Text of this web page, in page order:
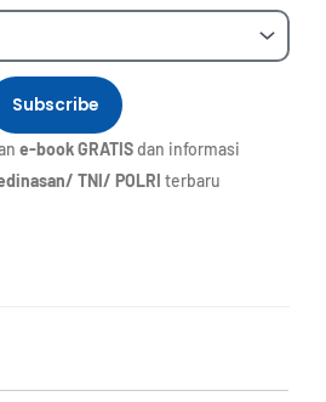
Subscribe
e-book GRATISdan informasi
TNI/ POLRI terbaru